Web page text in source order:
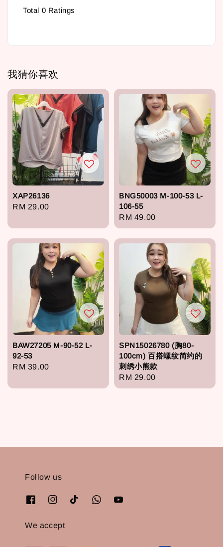
Total 0 Ratings
我猜你喜欢
XAP26136
Regular
RM 29.00
BNG50003 M-100-53 L-
106-55
Regular
price
RM 49.00
BAW27205 M-90-52 L-
92-53
Regular
RM 39.00
SPN15026780 (胸80-
100cm) 百搭螺纹简约的
刺绣小熊款
Regular
price
RM 29.00
Follow us
We accept